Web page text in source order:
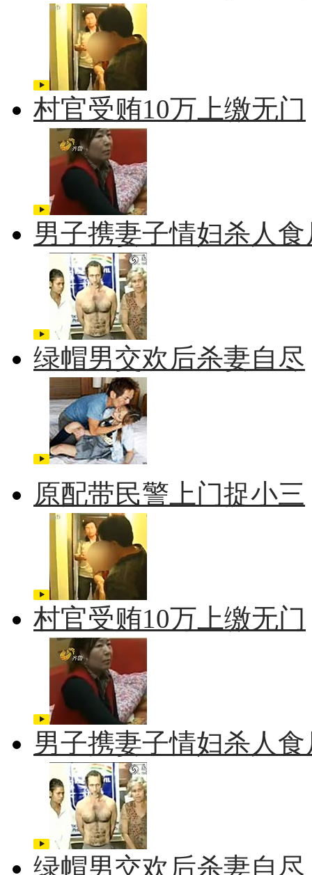
村官受贿10万上缴无门
男子携妻子情妇杀人食
绿帽男交欢后杀妻自尽
原配带民警上门捉小三
村官受贿10万上缴无门
男子携妻子情妇杀人食
绿帽男交欢后杀妻自尽